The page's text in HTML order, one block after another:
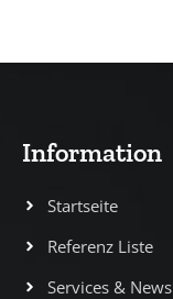
Information
Startseite
Referenz Liste
Services & News